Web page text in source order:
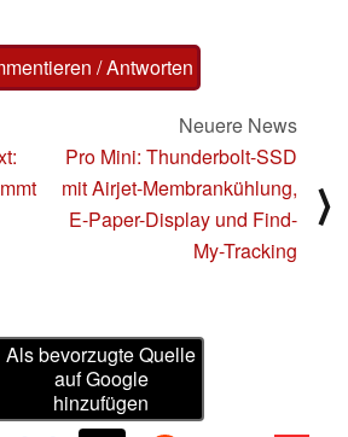
/ Antworten
Neuere News
Pro Mini: Thunderbolt-SSD
mit Airjet-Membrankühlung,
E-Paper-Display und Find-
My-Tracking
⟩
Als bevorzugte Quelle
auf Google
hinzufügen